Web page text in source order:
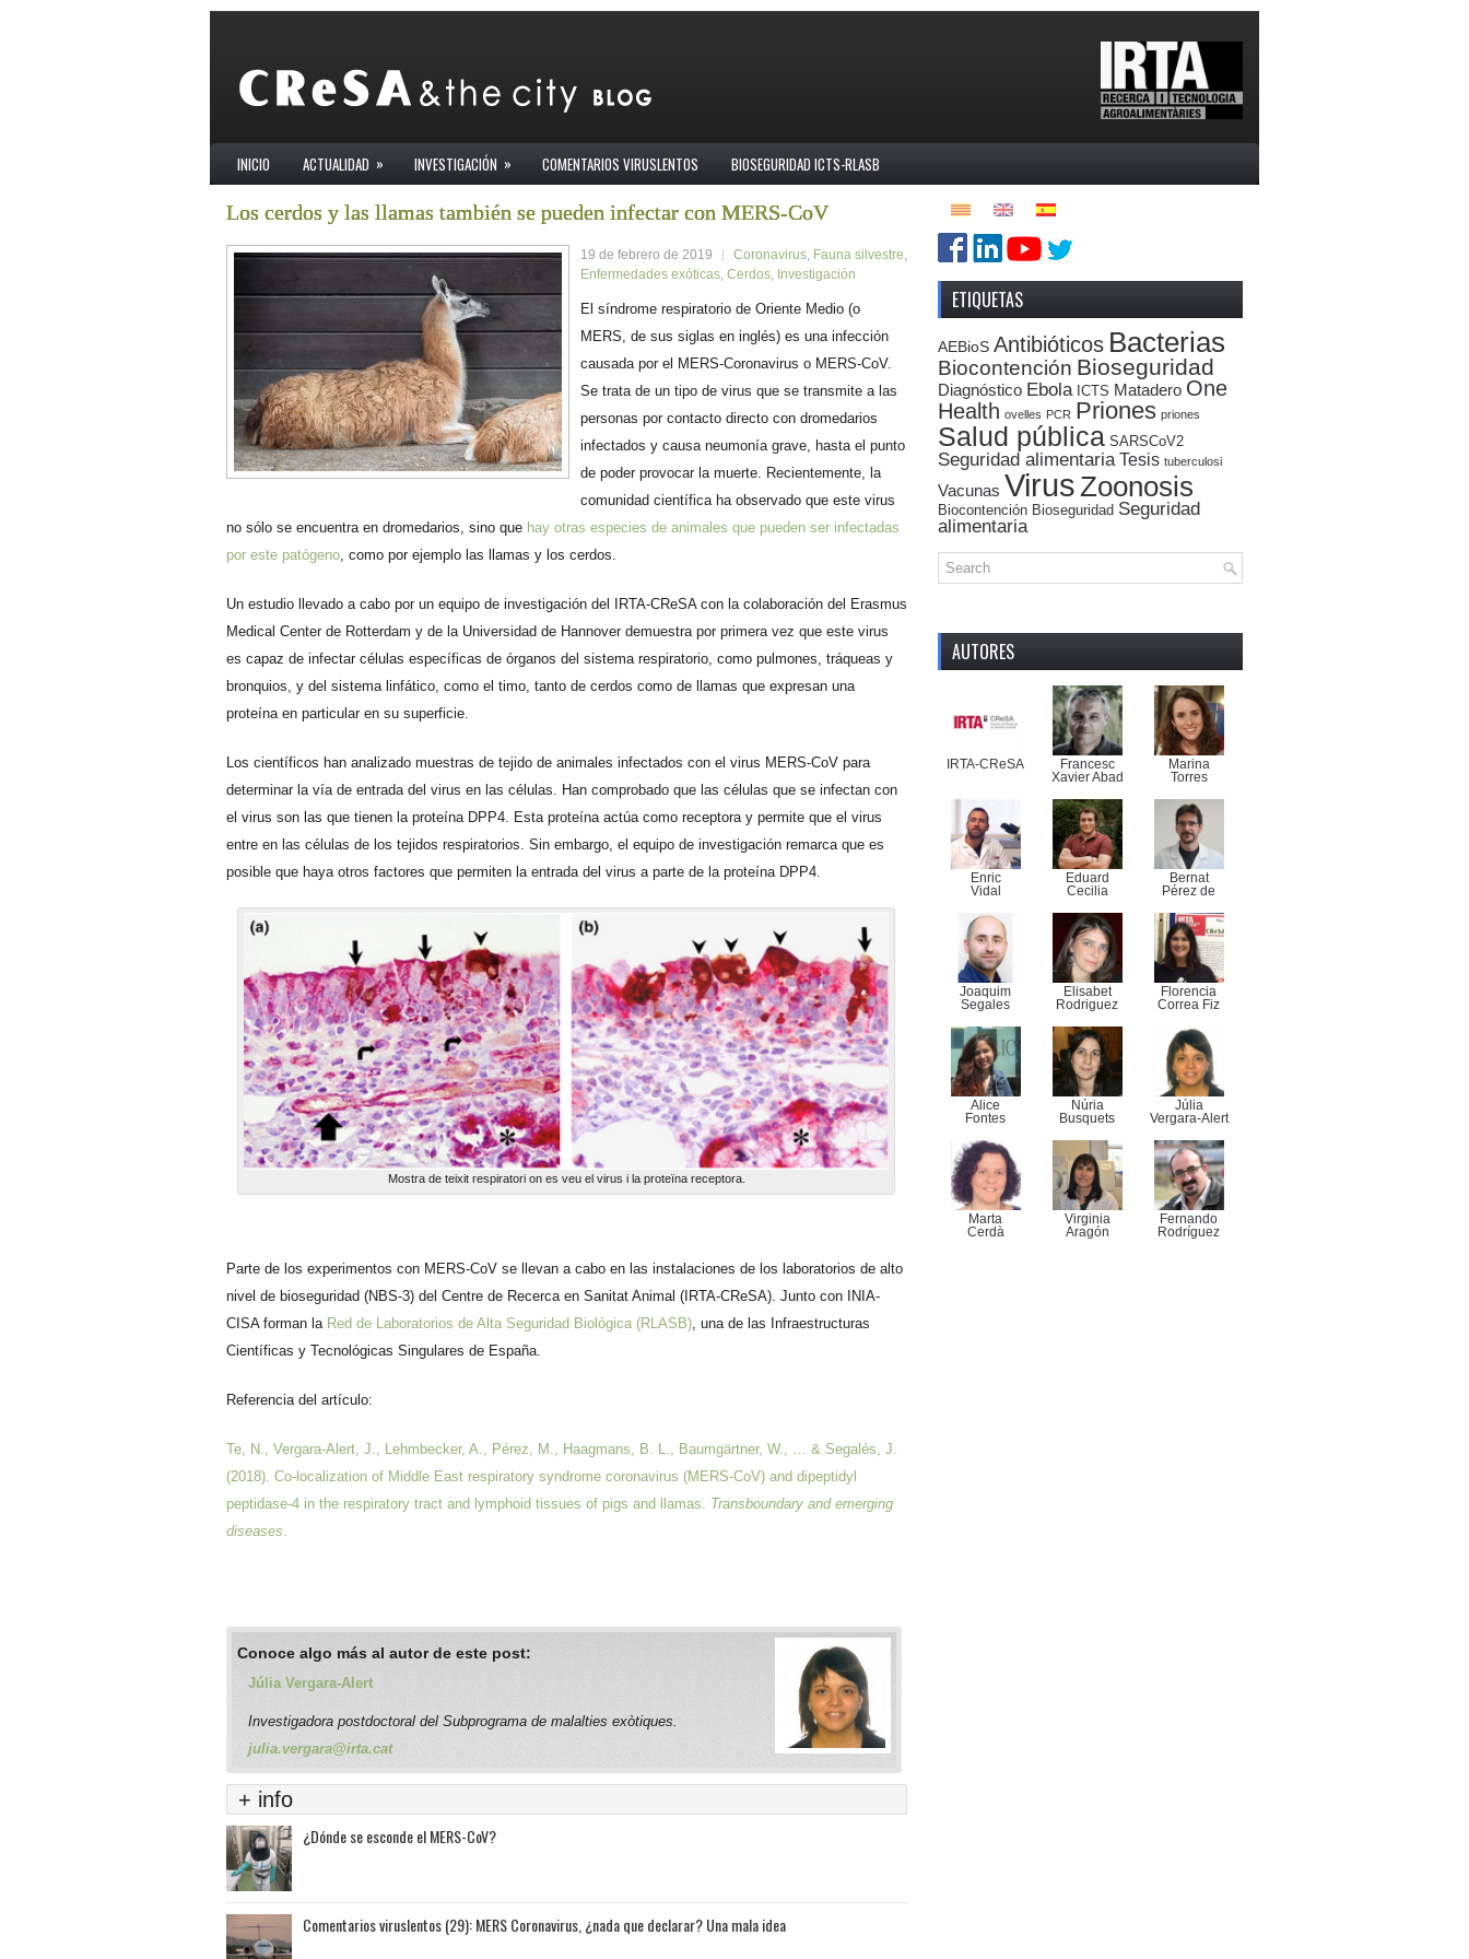
INICIO ACTUALIDAD » INVESTIGACIÓN » COMENTARIOS VIRUSLENTOS BIOSEGURIDAD ICTS-RLASB
Los cerdos y las llamas también se pueden infectar con MERS-CoV
19 de febrero de 2019 Coronavirus, Fauna silvestre,
Enfermedades exóticas, Cerdos, Investigación
El síndrome respiratorio de Oriente Medio (o
MERS, de sus siglas en inglés) es una infección
causada por el MERS-Coronavirus o MERS-CoV.
Se trata de un tipo de virus que se transmite a las
personas por contacto directo con dromedarios
infectados y causa neumonía grave, hasta el punto
de poder provocar la muerte. Recientemente, la
comunidad científica ha observado que este virus
no sólo se encuentra en dromedarios, sino que hay otras especies de animales que pueden ser infectadas
por este patógeno, como por ejemplo las llamas y los cerdos.
Un estudio llevado a cabo por un equipo de investigación del IRTA-CReSA con la colaboración del Erasmus
Medical Center de Rotterdam y de la Universidad de Hannover demuestra por primera vez que este virus
es capaz de infectar células específicas de órganos del sistema respiratorio, como pulmones, tráqueas y
bronquios, y del sistema linfático, como el timo, tanto de cerdos como de llamas que expresan una
proteína en particular en su superficie.
Los científicos han analizado muestras de tejido de animales infectados con el virus MERS-CoV para
determinar la vía de entrada del virus en las células. Han comprobado que las células que se infectan con
el virus son las que tienen la proteína DPP4. Esta proteína actúa como receptora y permite que el virus
entre en las células de los tejidos respiratorios. Sin embargo, el equipo de investigación remarca que es
posible que haya otros factores que permiten la entrada del virus a parte de la proteína DPP4.
Mostra de teixit respiratori on es veu el virus i la proteïna receptora.
Parte de los experimentos con MERS-CoV se llevan a cabo en las instalaciones de los laboratorios de alto
nivel de bioseguridad (NBS-3) del Centre de Recerca en Sanitat Animal (IRTA-CReSA). Junto con INIA-
CISA forman la Red de Laboratorios de Alta Seguridad Biológica (RLASB), una de las Infraestructuras
Científicas y Tecnológicas Singulares de España.
Referencia del artículo:
Te, N., Vergara‐Alert, J., Lehmbecker, A., Pérez, M., Haagmans, B. L., Baumgärtner, W., … & Segalés, J.
(2018). Co‐localization of Middle East respiratory syndrome coronavirus (MERS‐CoV) and dipeptidyl
peptidase‐4 in the respiratory tract and lymphoid tissues of pigs and llamas. Transboundary and emerging
diseases.
Conoce algo más al autor de este post:
Júlia Vergara-Alert
Investigadora postdoctoral del Subprograma de malalties exòtiques.
julia.vergara@irta.cat
+ info
¿Dónde se esconde el MERS-CoV?
Comentarios viruslentos (29): MERS Coronavirus, ¿nada que declarar? Una mala idea
ETIQUETAS
AEBioS Antibióticos Bacterias
Biocontención Bioseguridad
Diagnóstico Ebola ICTS Matadero One
Health ovelles PCR Priones priones
Salud pública SARSCoV2
Seguridad alimentaria Tesis tuberculosi
Vacunas VirusZoonosis
Biocontención Bioseguridad Seguridad
alimentaria
AUTORES
IRTA-CReSA
Francesc
Xavier Abad
Marina
Torres
Enric
Vidal
Eduard
Cecilia
Bernat
Pérez de
Joaquim
Segales
Elisabet
Rodriguez
Florencia
Correa Fiz
Alice
Fontes
Núria
Busquets
Júlia
Vergara-Alert
Marta
Cerdà
Virginia
Aragón
Fernando
Rodríguez